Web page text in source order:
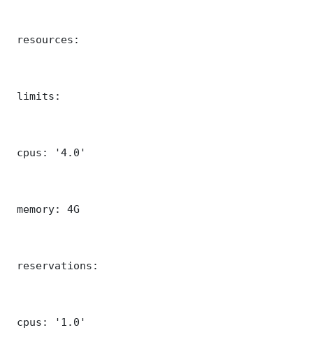
resources:
limits:
cpus: '4.0'
memory: 4G
reservations:
cpus: '1.0'